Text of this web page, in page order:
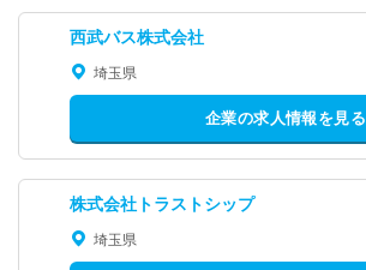
西武バス株式会社
埼玉県
企業の求人情報を見る
株式会社トラストシップ
埼玉県